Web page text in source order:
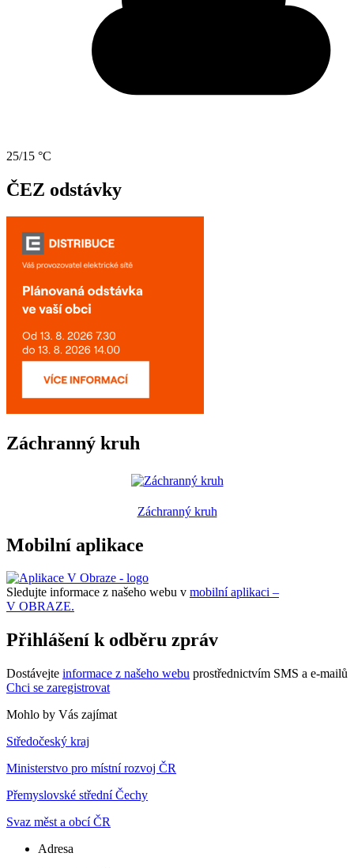
25/15 °C
ČEZ odstávky
Záchranný kruh
Záchranný kruh
Mobilní aplikace
Sledujte informace z našeho webu v mobilní aplikaci –
V OBRAZE.
Přihlášení k odběru zpráv
Dostávejte informace z našeho webu prostřednictvím SMS a e-mailů
Chci se zaregistrovat
Mohlo by Vás zajímat
Středočeský kraj
Ministerstvo pro místní rozvoj ČR
Přemyslovské střední Čechy
Svaz měst a obcí ČR
Adresa